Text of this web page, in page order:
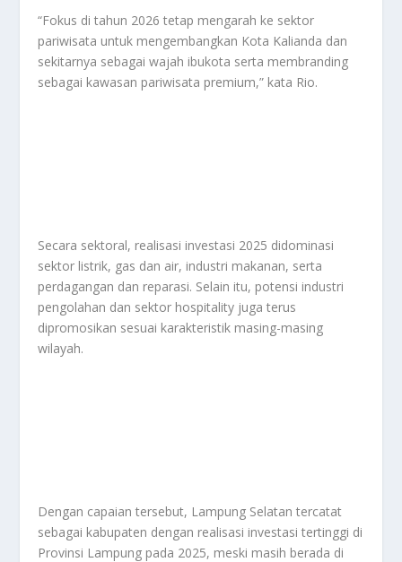
“Fokus di tahun 2026 tetap mengarah ke sektor
pariwisata untuk mengembangkan Kota Kalianda dan
sekitarnya sebagai wajah ibukota serta membranding
sebagai kawasan pariwisata premium,” kata Rio.
Secara sektoral, realisasi investasi 2025 didominasi
sektor listrik, gas dan air, industri makanan, serta
perdagangan dan reparasi. Selain itu, potensi industri
pengolahan dan sektor hospitality juga terus
dipromosikan sesuai karakteristik masing-masing
wilayah.
Dengan capaian tersebut, Lampung Selatan tercatat
sebagai kabupaten dengan realisasi investasi tertinggi di
Provinsi Lampung pada 2025, meski masih berada di